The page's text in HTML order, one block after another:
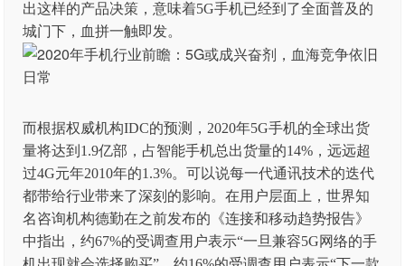
出这样的产品决策，意味着5G手机已经到了全面普及的
城门下，血拼一触即发。
而根据权威机构IDC的预测，2020年5G手机的全球出货
量将达到1.9亿部，占智能手机总出货量的14%，远远超
过4G元年2010年的1.3%。可以说每一代通讯技术的迭代
都带给行业带来了深刻的影响。在用户层面上，世界知
名咨询机构德勤在之前发布的《连接和移动趋势报告》
中指出，约67%的受调查用户表示“一旦兼容5G网络的手